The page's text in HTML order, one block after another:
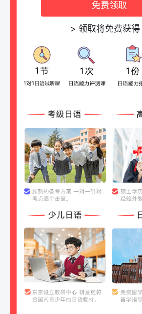
免费领取
> 领取将免费获得